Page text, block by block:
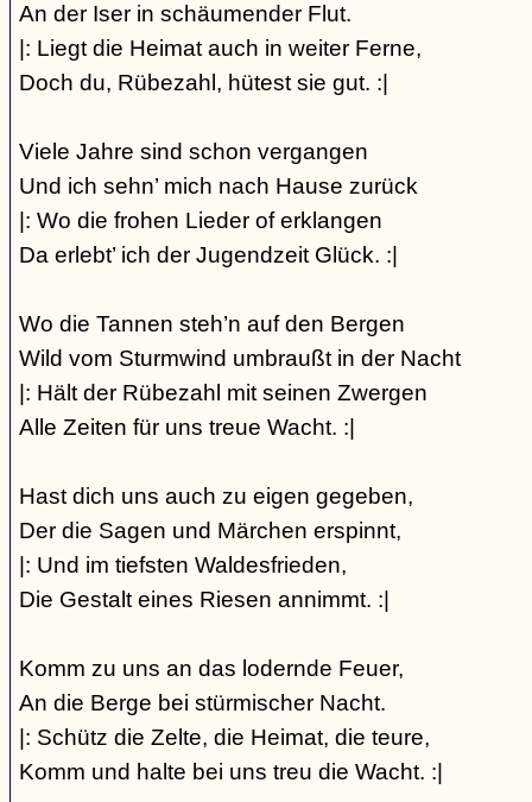
An der Iser in schäumender Flut.
|: Liegt die Heimat auch in weiter Ferne,
Doch du, Rübezahl, hütest sie gut. :|
Viele Jahre sind schon vergangen
Und ich sehn’ mich nach Hause zurück
|: Wo die frohen Lieder of erklangen
Da erlebt’ ich der Jugendzeit Glück. :|
Wo die Tannen steh’n auf den Bergen
Wild vom Sturmwind umbraußt in der Nacht
|: Hält der Rübezahl mit seinen Zwergen
Alle Zeiten für uns treue Wacht. :|
Hast dich uns auch zu eigen gegeben,
Der die Sagen und Märchen erspinnt,
|: Und im tiefsten Waldesfrieden,
Die Gestalt eines Riesen annimmt. :|
Komm zu uns an das lodernde Feuer,
An die Berge bei stürmischer Nacht.
|: Schütz die Zelte, die Heimat, die teure,
Komm und halte bei uns treu die Wacht. :|